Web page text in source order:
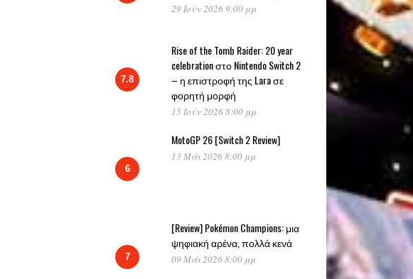
29 Ιούν 2026 9:00 μμ
7.8
Rise of the Tomb Raider: 20 year
celebration στο Nintendo Switch 2
– η επιστροφή της Lara σε
φορητή μορφή
15 Ιούν 2026 8:00 μμ
6
MotoGP 26 [Switch 2 Review]
13 Μάι 2026 8:00 μμ
7
[Review] Pokémon Champions: μια
ψηφιακή αρένα, πολλά κενά
09 Μάι 2026 8:00 μμ